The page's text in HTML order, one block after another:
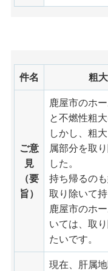
件名 粗
ご意
見
（要
旨）
鹿屋市のホ
と不燃性粗
しかし、粗
属部分を取
した。
持ち帰るの
取り除いて
鹿屋市のホ
いては、取
たいです。
現在、肝属